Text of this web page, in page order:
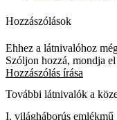
Hozzászólások
Ehhez a látnivalóhoz
Szóljon hozzá, mondja
Hozzászólás írása
További látnivalók a
I. világháborús emlékmű